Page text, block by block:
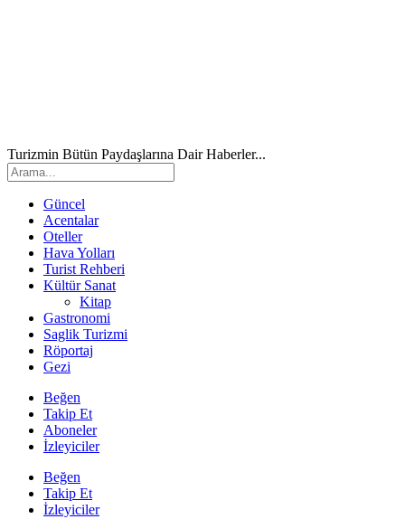
Turizmin Bütün Paydaşlarına Dair Haberler...
Güncel
Acentalar
Oteller
Hava Yolları
Turist Rehberi
Kültür Sanat
Kitap
Gastronomi
Saglik Turizmi
Röportaj
Gezi
Beğen
Takip Et
Aboneler
İzleyiciler
Beğen
Takip Et
İzleyiciler